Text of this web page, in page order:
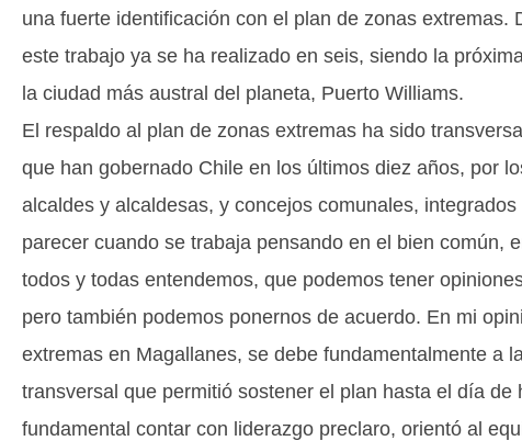
una fuerte identificación con el plan de zonas extremas.
este trabajo ya se ha realizado en seis, siendo la
la ciudad más austral del planeta, Puerto Williams.
El respaldo al plan de zonas extremas ha sido
que han gobernado Chile en los últimos diez años, por
alcaldes y alcaldesas, y concejos comunales,
parecer cuando se trabaja pensando en el bien común,
todos y todas entendemos, que podemos tener
pero también podemos ponernos de acuerdo. En mi
extremas en Magallanes, se debe fundamentalmente a
transversal que permitió sostener el plan hasta el día de
fundamental contar con liderazgo preclaro, orientó al